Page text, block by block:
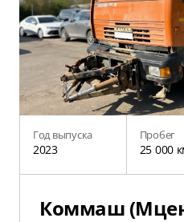
Год выпуска
2023
Пробег
25 000
Коммаш